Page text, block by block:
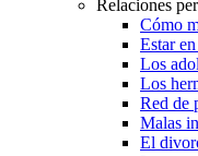
Relaciones
Cómo
Estar
Los
Los
Red de
Malas
El